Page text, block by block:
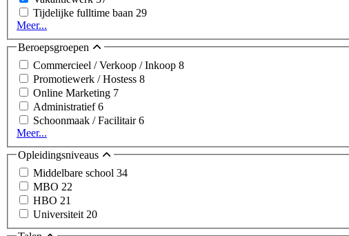
Tijdelijke fulltime baan 29
Meer...
Beroepsgroepen
Commercieel / Verkoop / Inkoop 8
Promotiewerk / Hostess 8
Online Marketing 7
Administratief6
Schoonmaak / Facilitair6
Meer...
Opleidingsniveaus
Middelbare school 34
MBO 22
HBO 21
Universiteit 20